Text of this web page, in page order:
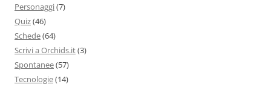
Personaggi(7)
Quiz(46)
Schede(64)
Scrivi a Orchids.it(3)
Spontanee(57)
Tecnologie(14)